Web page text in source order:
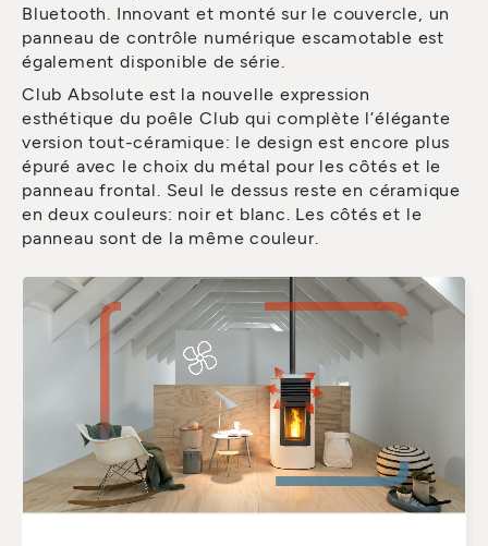
Bluetooth. Innovant et monté sur le couvercle, un
panneau de contrôle numérique escamotable est
également disponible de série.
Club Absolute est la nouvelle expression
esthétique du poêle Club qui complète l’élégante
version tout-céramique: le design est encore plus
épuré avec le choix du métal pour les côtés et le
panneau frontal. Seul le dessus reste en céramique
en deux couleurs: noir et blanc. Les côtés et le
panneau sont de la même couleur.